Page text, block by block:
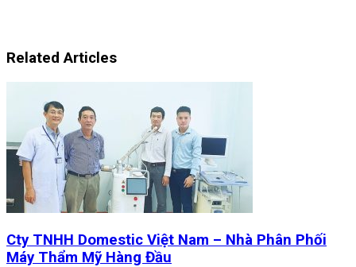
Related Articles
Cty TNHH Domestic Việt Nam – Nhà Phân Phối
Máy Thẩm Mỹ Hàng Đầu